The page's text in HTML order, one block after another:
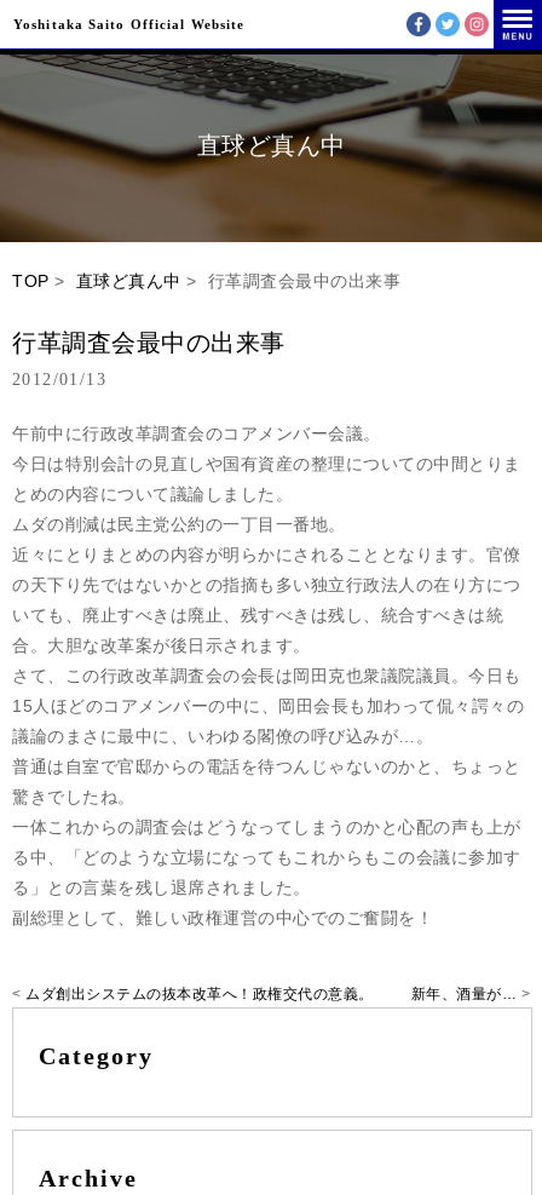
Yoshitaka Saito Official Website
直球ど真ん中
TOP > 直球ど真ん中 > 行革調査会最中の出来事
行革調査会最中の出来事
2012/01/13
午前中に行政改革調査会のコアメンバー会議。
今日は特別会計の見直しや国有資産の整理についての中間とりま
とめの内容について議論しました。
ムダの削減は民主党公約の一丁目一番地。
近々にとりまとめの内容が明らかにされることとなります。官僚
の天下り先ではないかとの指摘も多い独立行政法人の在り方につ
いても、廃止すべきは廃止、残すべきは残し、統合すべきは統
合。大胆な改革案が後日示されます。
さて、この行政改革調査会の会長は岡田克也衆議院議員。今日も
15人ほどのコアメンバーの中に、岡田会長も加わって侃々諤々の
議論のまさに最中に、いわゆる閣僚の呼び込みが…。
普通は自室で官邸からの電話を待つんじゃないのかと、ちょっと
驚きでしたね。
一体これからの調査会はどうなってしまうのかと心配の声も上が
る中、「どのような立場になってもこれからもこの会議に参加す
る」との言葉を残し退席されました。
副総理として、難しい政権運営の中心でのご奮闘を！
< ムダ創出システムの抜本改革へ！政権交代の意義。 新年、酒量が… >
Category
Archive